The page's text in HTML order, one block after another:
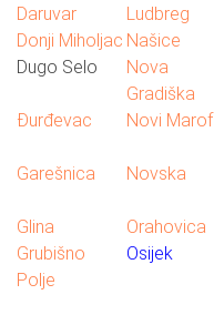
Daruvar
Ludbreg
Donji Miholjac Našice
Dugo Selo
Nova
Gradiška
Đurđevac Novi Marof
Garešnica Novska
Glina Orahovica
Grubišno
Polje
Osijek